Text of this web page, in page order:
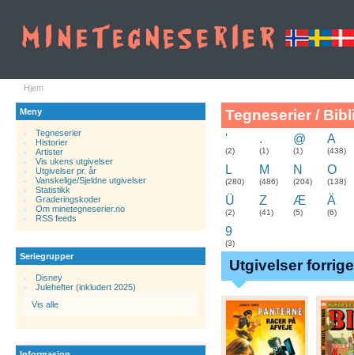
Hjem
Meny
Tegneserier
Historier.
Artister
Vis ukens utgivelser
Utgivelser pr. år
Vanskelige/Sjeldne utgivelser
Statistikk
Graderingskoder
Om minetegneserier.no
RSS feeds
Seriegrupper
Disney
Julehefter (inkludert 2025)
Vis alle
Tegneserier /
'
(2)
.
(1)
@
(1)
A
(438)
L
(280)
M
(486)
N
(204)
O
(138)
Ü
(2)
Z
(41)
Æ
(5)
Ä
(6)
9
(3)
Utgivelser